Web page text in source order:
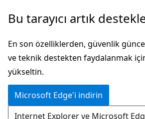
Ana
atla
Sayfa
gezintiye
atla
Bu tarayıcı artık
En son özelliklerden, güvenlik
ve teknik destekten faydalanmak
yükseltin.
Microsoft Edge'i indirin
Internet Explorer ve Microsoft